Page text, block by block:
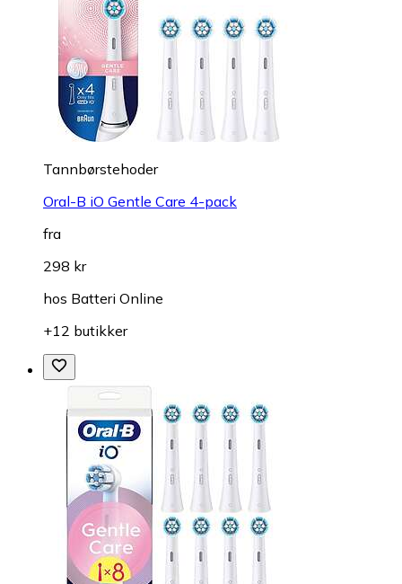
Tannbørstehoder
Oral-B iO Gentle Care 4-pack
fra
298 kr
hos Batteri Online
+12 butikker